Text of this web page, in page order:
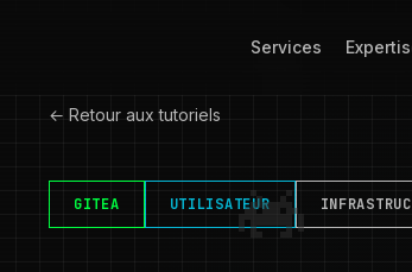
Services
← Retour aux tutoriels
GITEA UTILISATEUR